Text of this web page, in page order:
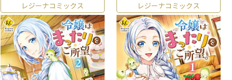
レジーナコミックス レジーナコミックス